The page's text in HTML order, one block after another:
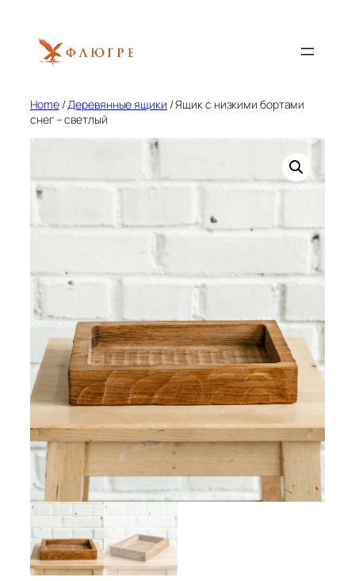
content
Home/Деревянные ящики / Ящик с низкими бортами
снег – светлый